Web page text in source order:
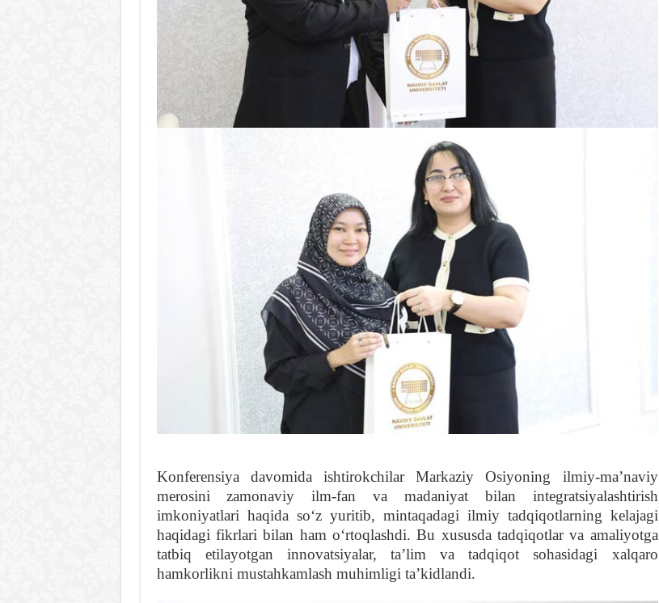
Konferensiya davomida ishtirokchilar Markaziy Osiyoning ilmiy-maʼnaviy
merosini zamonaviy ilm-fan va madaniyat bilan integratsiyalashtirish
imkoniyatlari haqida soʻz yuritib, mintaqadagi ilmiy tadqiqotlarning kelajagi
haqidagi fikrlari bilan ham oʻrtoqlashdi. Bu xususda tadqiqotlar va amaliyotga
tatbiq etilayotgan innovatsiyalar, taʼlim va tadqiqot sohasidagi xalqaro
hamkorlikni mustahkamlash muhimligi taʼkidlandi.